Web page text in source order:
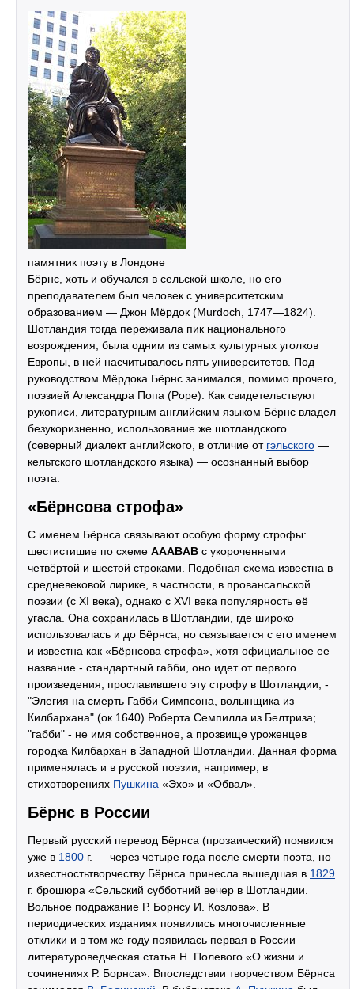
памятник поэту в Лондоне
Бёрнс, хоть и обучался в сельской школе, но его
преподавателем был человек с университетским
образованием — Джон Мёрдок (Murdoch, 1747—1824).
Шотландия тогда переживала пик национального
возрождения, была одним из самых культурных уголков
Европы, в ней насчитывалось пять университетов. Под
руководством Мёрдока Бёрнс занимался, помимо прочего,
поэзией Александра Попа (Pope). Как свидетельствуют
рукописи, литературным английским языком Бёрнс владел
безукоризненно, использование же шотландского
(северный диалект английского, в отличие от гэльского —
кельтского шотландского языка) — осознанный выбор
поэта.
«Бёрнсова строфа»
С именем Бёрнса связывают особую форму строфы:
шестистишие по схеме AAABAB с укороченными
четвёртой и шестой строками. Подобная схема известна в
средневековой лирике, в частности, в провансальской
поэзии (с XI века), однако с XVI века популярность её
угасла. Она сохранилась в Шотландии, где широко
использовалась и до Бёрнса, но связывается с его именем
и известна как «Бёрнсова строфа», хотя официальное ее
название - стандартный габби, оно идет от первого
произведения, прославившего эту строфу в Шотландии, -
"Элегия на смерть Габби Симпсона, волынщика из
Килбархана" (ок.1640) Роберта Семпилла из Белтриза;
"габби" - не имя собственное, а прозвище уроженцев
городка Килбархан в Западной Шотландии. Данная форма
применялась и в русской поэзии, например, в
стихотворениях Пушкина «Эхо» и «Обвал».
Бёрнс в России
Первый русский перевод Бёрнса (прозаический) появился
уже в 1800 г. — через четыре года после смерти поэта, но
известностьтворчеству Бёрнса принесла вышедшая в 1829
г. брошюра «Сельский субботний вечер в Шотландии.
Вольное подражание Р. Борнсу И. Козлова». В
периодических изданиях появились многочисленные
отклики и в том же году появилась первая в России
литературоведческая статья Н. Полевого «О жизни и
сочинениях Р. Борнса». Впоследствии творчеством Бёрнса